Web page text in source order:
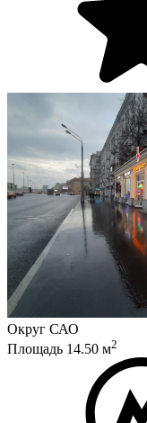
Округ САО
Площадь 14.50 м2